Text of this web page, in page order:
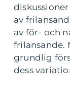
av
av för- och
frilansande.
grundlig
dess